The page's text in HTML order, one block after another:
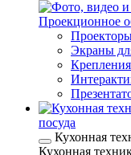
Проекционное
Экраны
посуда
Кухонная
Кухонная